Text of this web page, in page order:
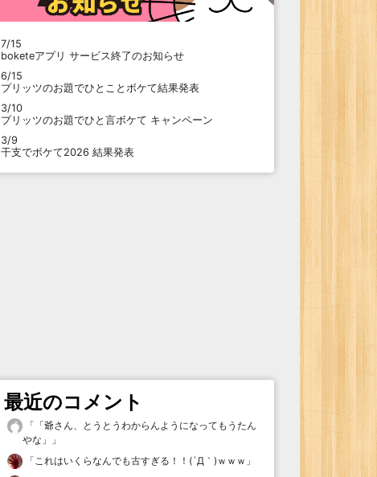
7/15
boketeアプリ サービス終了のお知らせ
6/15
プリッツのお題でひとことボケて結果発表
3/10
プリッツのお題でひと言ボケて キャンペーン
3/9
干支でボケて2026 結果発表
最近のコメント
「 「爺さん、とうとうわからんようになってもうたん
やな」
」
「これはいくらなんでも古すぎる！！(´Д｀)ｗｗｗ 」